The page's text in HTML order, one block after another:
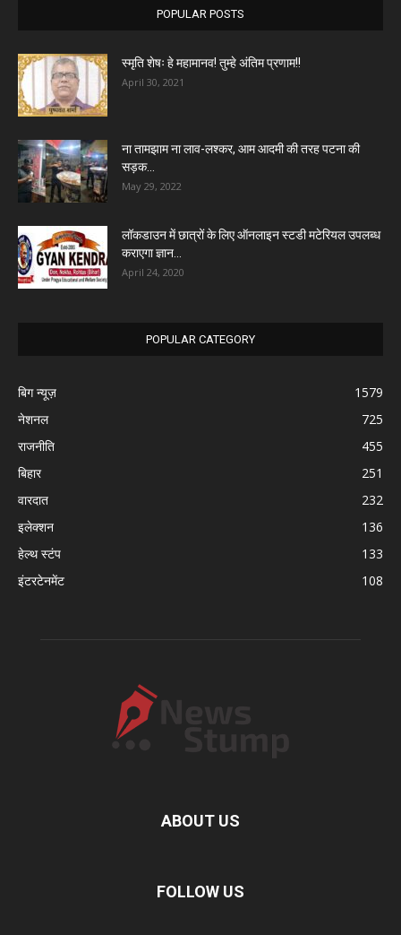
POPULAR POSTS
स्मृति शेषः हे महामानव! तुम्हे अंतिम प्रणाम!!
April 30, 2021
ना तामझाम ना लाव-लश्कर, आम आदमी की तरह पटना की
सड़क...
May 29, 2022
लॉकडाउन में छात्रों के लिए ऑनलाइन स्टडी मटेरियल उपलब्ध
कराएगा ज्ञान...
April 24, 2020
POPULAR CATEGORY
बिग न्यूज़
1579
नेशनल
725
राजनीति
455
बिहार
251
वारदात
232
इलेक्शन
136
हेल्थ स्टंप
133
इंटरटेनमेंट
108
ABOUT US
FOLLOW US